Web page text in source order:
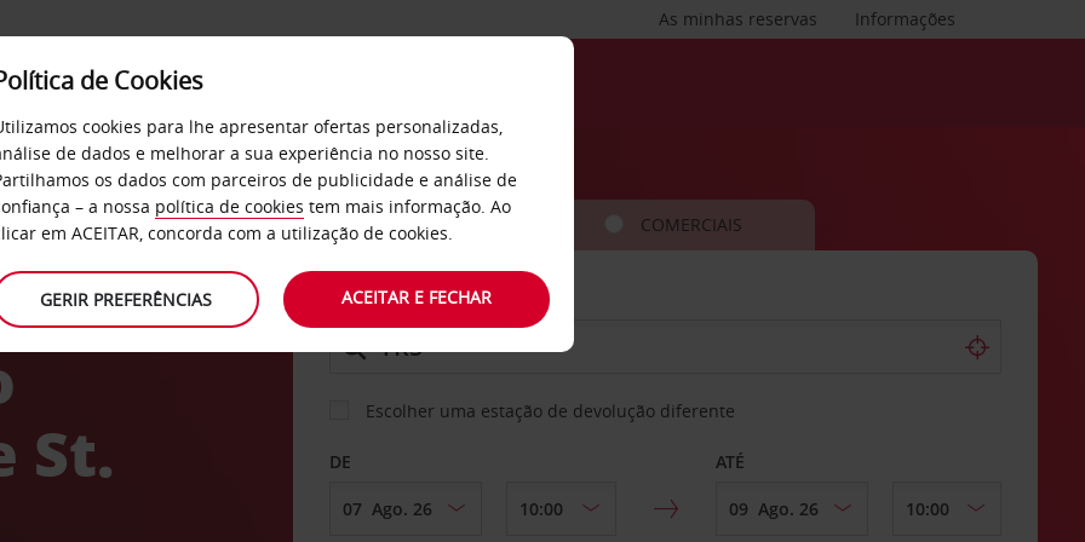
Informações
As minhas reservas
SERVIÇOS EMPRESAS
St.
CARRO COMERCIAIS
LEVANTAR EM
Escolher uma estação de devolução diferente
DE ATÉ
de Cookies
cookies para lhe apresentar ofertas personalizadas,
de dados e melhorar a sua experiência no nosso site.
os dados com parceiros de publicidade e análise de
– a nossa política de cookies tem mais informação. Ao
em ACEITAR, concorda com a utilização de cookies.
GERIR PREFERÊNCIAS ACEITAR E FECHAR